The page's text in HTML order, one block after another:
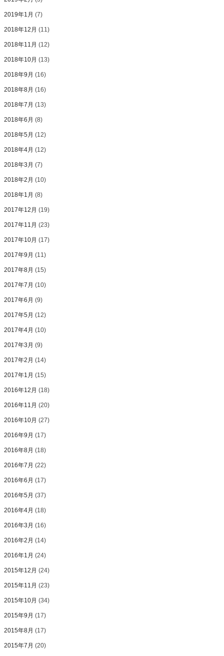
2019年1月 (7)
2018年12月 (11)
2018年11月 (12)
2018年10月 (13)
2018年9月 (16)
2018年8月 (16)
2018年7月 (13)
2018年6月 (8)
2018年5月 (12)
2018年4月 (12)
2018年3月 (7)
2018年2月 (10)
2018年1月 (8)
2017年12月 (19)
2017年11月 (23)
2017年10月 (17)
2017年9月 (11)
2017年8月 (15)
2017年7月 (10)
2017年6月 (9)
2017年5月 (12)
2017年4月 (10)
2017年3月 (9)
2017年2月 (14)
2017年1月 (15)
2016年12月 (18)
2016年11月 (20)
2016年10月 (27)
2016年9月 (17)
2016年8月 (18)
2016年7月 (22)
2016年6月 (17)
2016年5月 (37)
2016年4月 (18)
2016年3月 (16)
2016年2月 (14)
2016年1月 (24)
2015年12月 (24)
2015年11月 (23)
2015年10月 (34)
2015年9月 (17)
2015年8月 (17)
2015年7月 (20)